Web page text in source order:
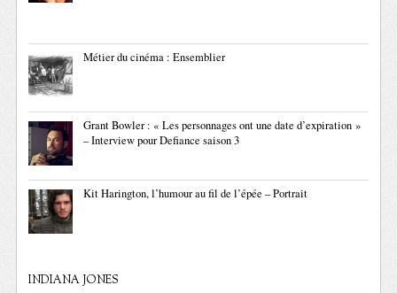
Métier du cinéma : Ensemblier
Grant Bowler : « Les personnages ont une date d’expiration »
– Interview pour Defiance saison 3
Kit Harington, l’humour au fil de l’épée – Portrait
INDIANA JONES